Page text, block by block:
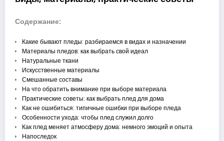
Содержание:
Какие бывают пледы: разбираемся в видах и назначении
Материалы пледов: как выбрать свой идеал
Натуральные ткани
Искусственные материалы
Смешанные составы
На что обратить внимание при выборе материала
Практические советы: как выбрать плед для дома
Как не ошибиться: типичные ошибки при выборе пледа
Особенности ухода: чтобы плед служил долго
Как плед меняет атмосферу дома: немного эмоций и опыта
Напоследок